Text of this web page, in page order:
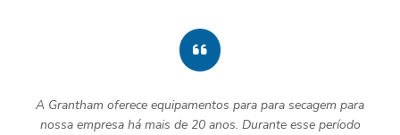
A Grantham oferece equipamentos para para secagem para
nossa empresa há mais de 20 anos. Durante esse período